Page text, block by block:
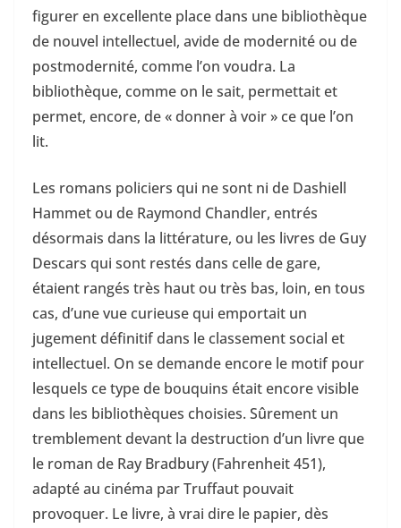
figurer en excellente place dans une bibliothèque
de nouvel intellectuel, avide de modernité ou de
postmodernité, comme l’on voudra. La
bibliothèque, comme on le sait, permettait et
permet, encore, de « donner à voir » ce que l’on
lit.
Les romans policiers qui ne sont ni de Dashiell
Hammet ou de Raymond Chandler, entrés
désormais dans la littérature, ou les livres de Guy
Descars qui sont restés dans celle de gare,
étaient rangés très haut ou très bas, loin, en tous
cas, d’une vue curieuse qui emportait un
jugement définitif dans le classement social et
intellectuel. On se demande encore le motif pour
lesquels ce type de bouquins était encore visible
dans les bibliothèques choisies. Sûrement un
tremblement devant la destruction d’un livre que
le roman de Ray Bradbury (Fahrenheit 451),
adapté au cinéma par Truffaut pouvait
provoquer. Le livre, à vrai dire le papier, dès